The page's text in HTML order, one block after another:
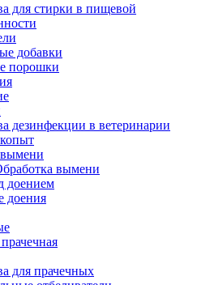
для стирки в пищевой
добавки
порошки
дезинфекции в ветеринарии
вымени
доением
доения
для прачечных